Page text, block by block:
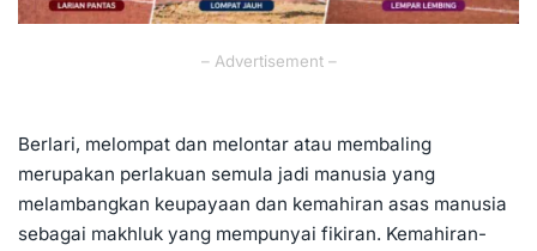
– Advertisement –
Berlari, melompat dan melontar atau membaling
merupakan perlakuan semula jadi manusia yang
melambangkan keupayaan dan kemahiran asas manusia
sebagai makhluk yang mempunyai fikiran. Kemahiran-